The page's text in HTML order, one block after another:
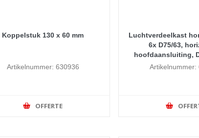
Koppelstuk 130 x 60 mm
Artikelnummer: 630936
OFFERTE
Luchtverdeelkast
6x D75/63,
hoofdaansluiting,
Artikelnummer: